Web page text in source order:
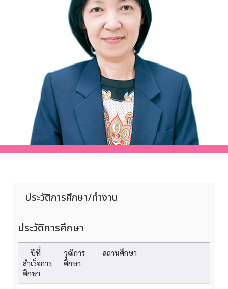
ประวัติการศึกษา/ทำงาน
ประวัติการศึกษา
ปีที่
สำเร็จการ
ศึกษา
วุฒิการ
ศึกษา
สถานศึกษา